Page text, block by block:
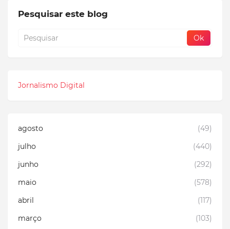
Pesquisar este blog
Jornalismo Digital
agosto
(49)
julho
(440)
junho
(292)
maio
(578)
abril
(117)
março
(103)